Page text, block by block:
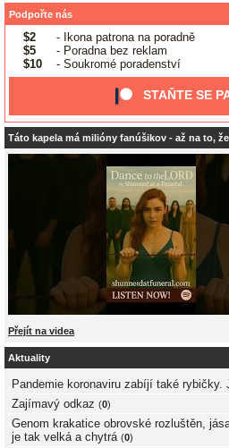
Podpořte nás
$2
- Ikona patrona na poradně
$5
- Poradna bez reklam
$10
- Soukromé poradenství
STAŇTE SE
Táto kapela má milióny fanúšikov - až na to,
Přejít na videa
Aktuality
Pandemie koronaviru zabíjí také rybičky.
Zajímavý odkaz (0)
Genom krakatice obrovské rozluštěn,
je tak velká a chytrá (0)